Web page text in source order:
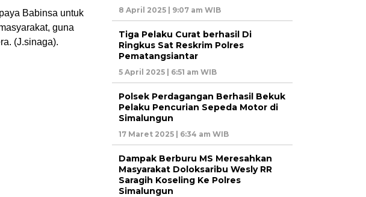
Babinsa untuk
guna
(J.sinaga).
8 April 2025 | 9:07 am WIB
Tiga Pelaku Curat berhasil Di
Ringkus Sat Reskrim Polres
Pematangsiantar
5 April 2025 | 6:51 am WIB
Polsek Perdagangan Berhasil Bekuk
Pelaku Pencurian Sepeda Motor di
Simalungun
17 Maret 2025 | 6:34 am WIB
Dampak Berburu MS Meresahkan
Masyarakat Doloksaribu Wesly RR
Saragih Koseling Ke Polres
Simalungun